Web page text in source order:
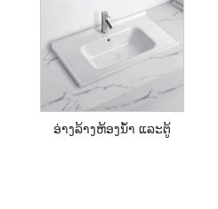
ອ່າງລ້າງຫ້ອງນ້ຳ ແລະຕູ້